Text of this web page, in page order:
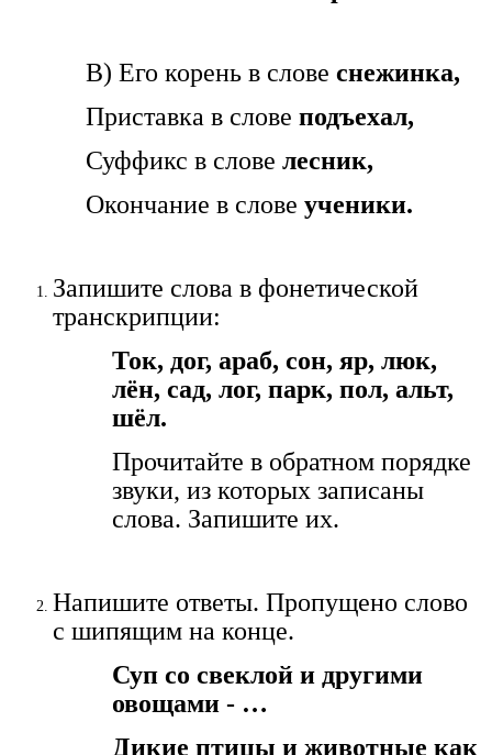
В) Его корень в словеснежинка,
Приставка в словеподъехал,
Суффикс в словелесник,
Окончание в словеученики.
Запишите слова в фонетической
транскрипции:
Ток, дог, араб, сон, яр, люк,
лён, сад, лог, парк, пол, альт,
шёл.
Прочитайте в обратном порядке
звуки, из которых записаны
слова. Запишите их.
Напишите ответы. Пропущено слово
с шипящим на конце.
Суп со свеклой и другими
овощами - …
Дикие птицы и животные как